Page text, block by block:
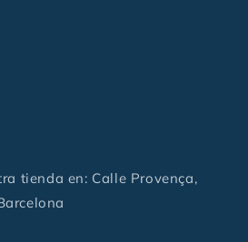
tienda en: Calle Provença,